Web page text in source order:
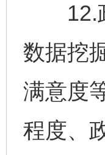
12.政
数据挖
满意度
程度、